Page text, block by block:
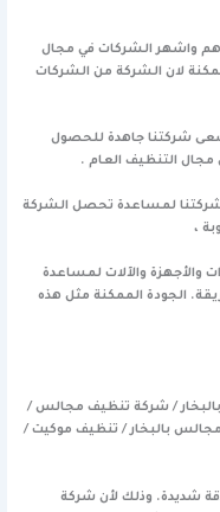
واشهر الشركات في مجال
لان الشركة من الشركات
شركتنا جاهدة للحصول
مجال التنظيف العام .
شركتنا لمساعدة تحصل الشركة
،
والأجهزة والآلات لمساعدة
الجودة الممكنة مثل هذه
/ شركة تنظيف مجالس /
بالبخار / تنظيف موكيت /
شديدة. وذلك لأن شركة